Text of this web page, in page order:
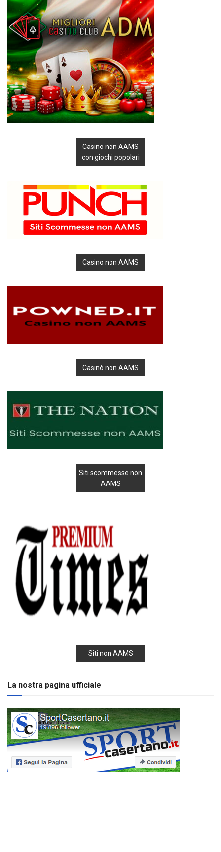
Casino non AAMS
con giochi popolari
Casino non AAMS
Casinò non AAMS
Siti scommesse non
AAMS
Siti non AAMS
La nostra pagina ufficiale